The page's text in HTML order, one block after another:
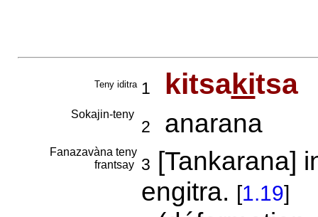
Teny iditra 1 kitsakitsa
Sokajin-teny
2 anarana
Fanazavàna teny
frantsay
3 [Tankarana]
engitra. [1.19]